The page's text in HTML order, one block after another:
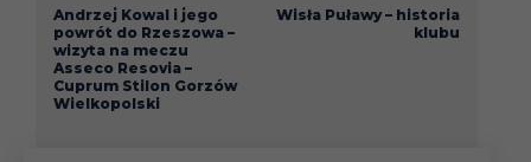
Andrzej Kowal i jego
powrót do Rzeszowa –
wizyta na meczu
Asseco Resovia –
Cuprum Stilon Gorzów
Wielkopolski
Wisła Puławy – historia
klubu